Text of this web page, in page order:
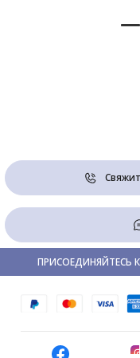
ПРИСОЕДИНЯЙТЕСЬ К